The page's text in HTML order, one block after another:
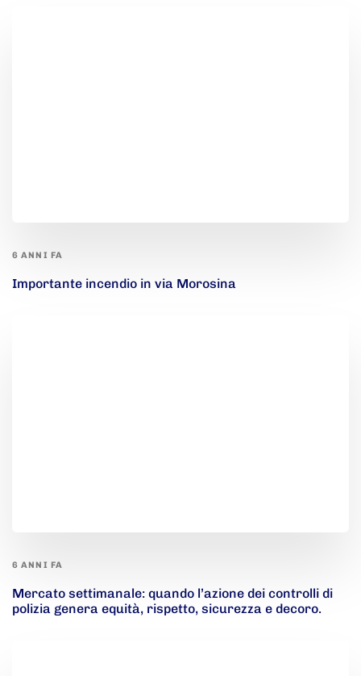
6 ANNI FA
Importante incendio in via Morosina
6 ANNI FA
Mercato settimanale: quando l’azione dei controlli di
polizia genera equità, rispetto, sicurezza e decoro.